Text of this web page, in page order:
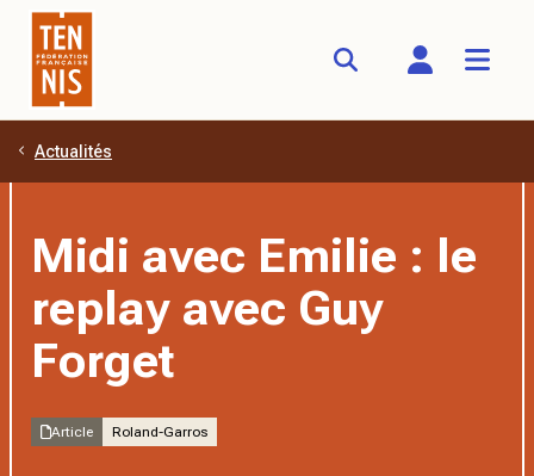
Aller au contenu principal
Actualités
Midi avec Emilie : le
replay avec Guy
Forget
Article Roland-Garros